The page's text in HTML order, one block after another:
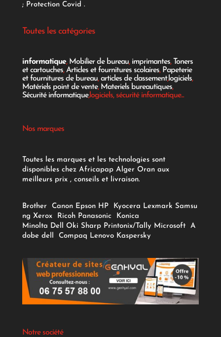
; Protection Covid .
Toutes les catégories
informatique, Mobilier de bureau, imprimantes, Toners
et cartouches,Articles et fournitures scolaires, Papeterie
et fournitures de bureau,articles de classement,logiciels,
Matériels point de vente, Materiels bureautiques,
Sécurité informatique,logiciels, sécurité informatique...
Nos marques
Toutes les marques et les technologies sont
disponibles chez Africapap Alger Oran aux
meilleurs prix , conseils et livraison.
Brother Canon Epson HP Kyocera Lexmark Samsu
ng Xerox Ricoh Panasonic
Konica
Minolta Dell Oki Sharp Printonix/Tally Microsoft
A
dobe dell Compaq Lenovo Kaspersky
Notre société